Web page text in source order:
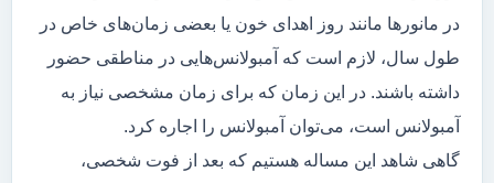
در مانور‌ها مانند روز اهدای خون یا بعضی زمان‌های خاص در
طول سال، لازم است که آمبولانس‌هایی در مناطقی حضور
داشته باشند. در این زمان که برای زمان مشخصی نیاز به
آمبولانس است، می‌توان آمبولانس را اجاره کرد.
گاهی شاهد این مساله هستیم که بعد از فوت شخصی،